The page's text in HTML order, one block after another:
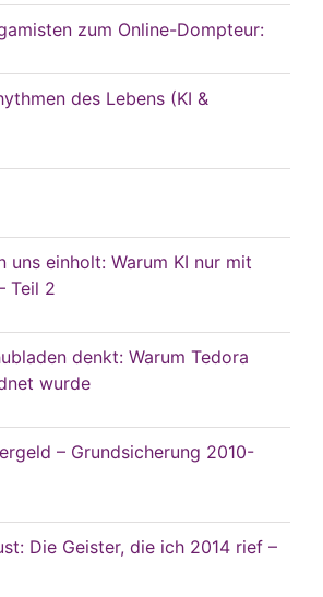
zum Online-Dompteur:
des Lebens (KI &
uns einholt: Warum KI nur mit
Teil 2
denkt: Warum Tedora
wurde
– Grundsicherung 2010-
Die Geister, die ich 2014 rief –